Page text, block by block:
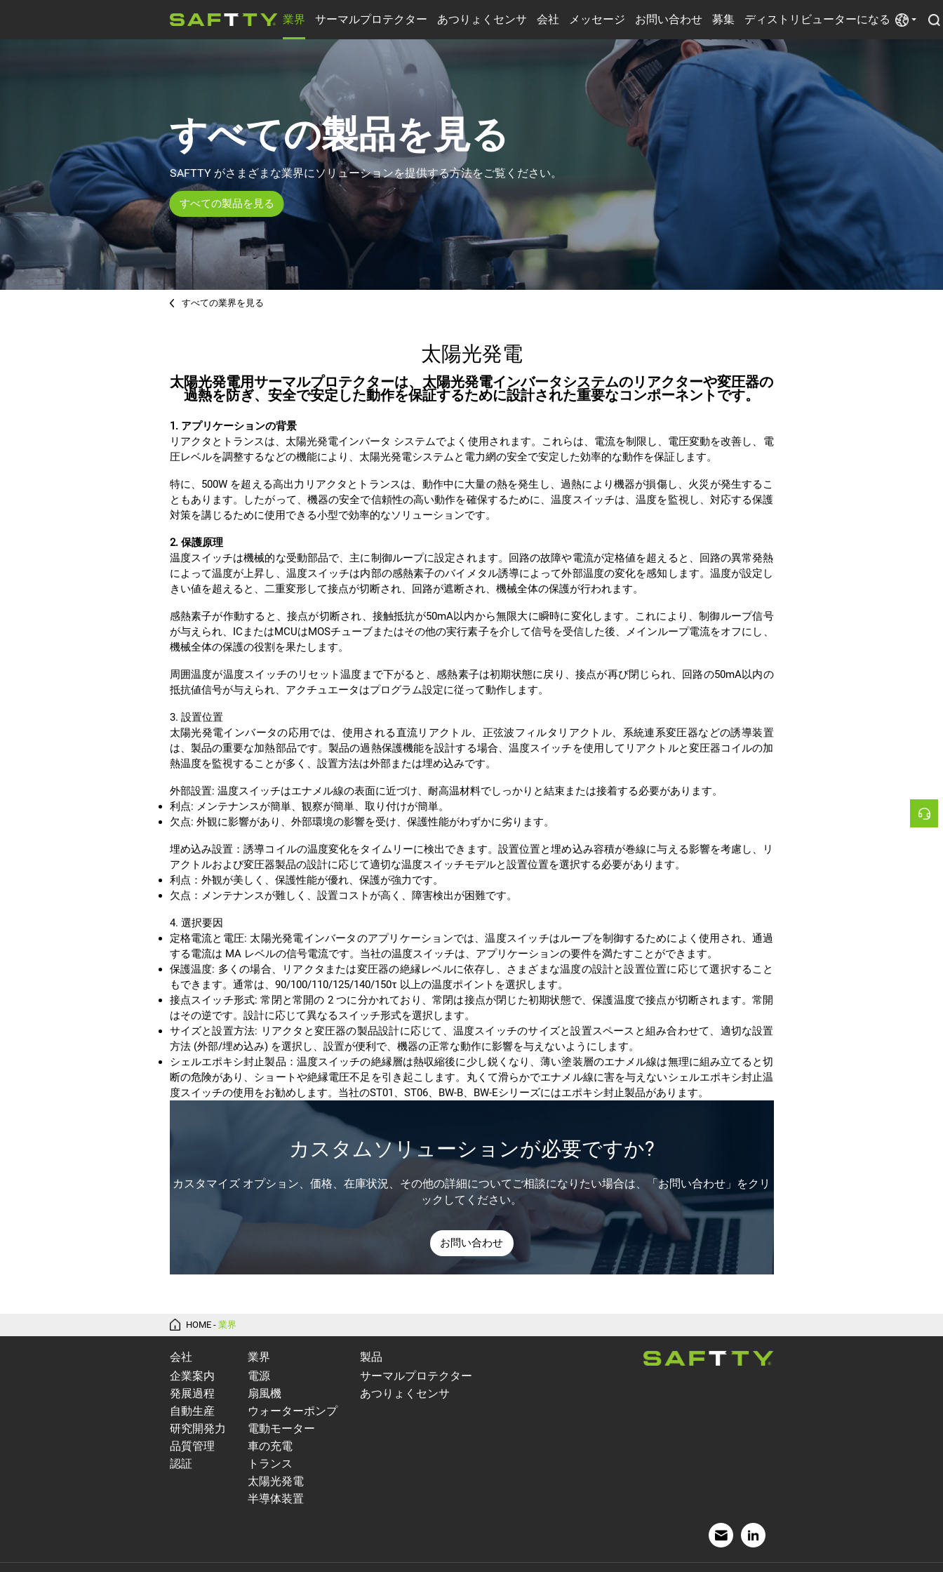
業界
電源
太陽光発電 扇風機
医療機器 スマート家電 すべての業界を見る
サーマルプロテクター あつりょくセンサ 会社 メッセージ お問い合わせ 募集 ディストリビューターになる
すべての製品を見る
SAFTTY がさまざまな業界にソリューションを提供する方法をご覧ください。
すべての製品を見る
すべての業界を見る
太陽光発電
過熱を防ぎ、安全で安定した動作を保証するために設計された重要なコンポーネントです。
1. アプリケーションの背景
圧レベルを調整するなどの機能により、太陽光発電システムと電力網の安全で安定した効率的な動作を保証します。
対策を講じるために使用できる小型で効率的なソリューションです。
2. 保護原理
きい値を超えると、二重変形して接点が切断され、回路が遮断され、機械全体の保護が行われます。
機械全体の保護の役割を果たします。
抵抗値信号が与えられ、アクチュエータはプログラム設定に従って動作します。
3. 設置位置
熱温度を監視することが多く、設置方法は外部または埋め込みです。
外部設置: 温度スイッチはエナメル線の表面に近づけ、耐高温材料でしっかりと結束または接着する必要があります。
利点: メンテナンスが簡単、観察が簡単、取り付けが簡単。
欠点: 外観に影響があり、外部環境の影響を受け、保護性能がわずかに劣ります。
アクトルおよび変圧器製品の設計に応じて適切な温度スイッチモデルと設置位置を選択する必要があります。
利点：外観が美しく、保護性能が優れ、保護が強力です。
欠点：メンテナンスが難しく、設置コストが高く、障害検出が困難です。
4. 選択要因
する電流は MA レベルの信号電流です。当社の温度スイッチは、アプリケーションの要件を満たすことができます。
もできます。通常は、90/100/110/125/140/150τ 以上の温度ポイントを選択します。
はその逆です。設計に応じて異なるスイッチ形式を選択します。
方法 (外部/埋め込み) を選択し、設置が便利で、機器の正常な動作に影響を与えないようにします。
度スイッチの使用をお勧めします。当社のST01、ST06、BW-B、BW-Eシリーズにはエポキシ封止製品があります。
カスタムソリューションが必要ですか?
ックしてください。
お問い合わせ
HOME -業界
会社
企業案内
発展過程
自動生産
研究開発力
品質管理
認証
業界
電源
扇風機
ウォーターポンプ
電動モーター
車の充電
トランス
太陽光発電
半導体装置
製品
サーマルプロテクター
あつりょくセンサ